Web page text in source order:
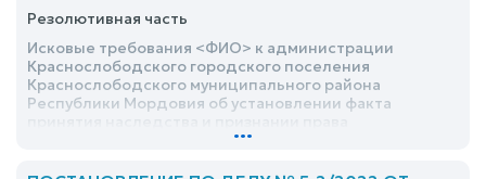
Резолютивная часть
Исковые требования <ФИО> к администрации
Краснослободского городского поселения
Краснослободского муниципального района
Республики Мордовия об установлении факта
собственности на ? долю жилого помещения в
...